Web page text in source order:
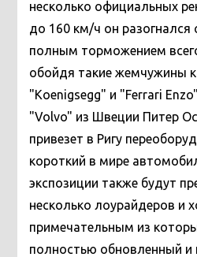
несколько официальных
до 160 км/ч он
полным торможением
обойдя такие жемчужины
"Koenigsegg" и "Ferrari
"Volvo" из Швеции Питер
привезет в Ригу
короткий в мире
экспозиции также будут
несколько лоурайдеров и
примечательным из
полностью обновленный и